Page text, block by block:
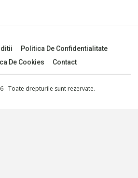
Politica De Confidentialitate
De Cookies
Contact
- Toate drepturile sunt rezervate.